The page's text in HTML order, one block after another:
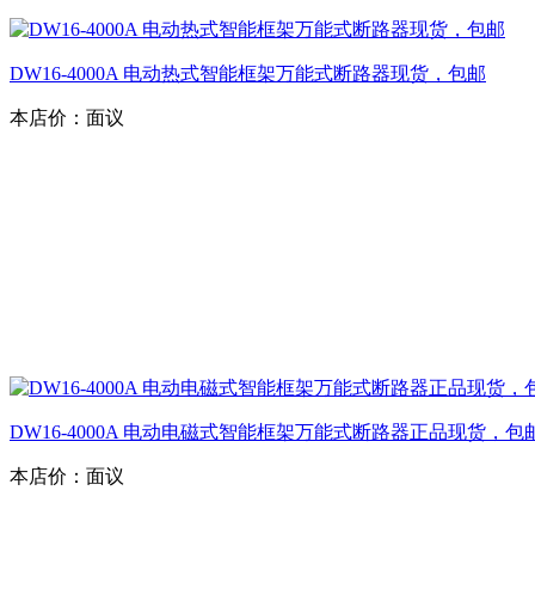
DW16-4000A 电动热式智能框架万能式断路器现货，包邮
本店价： 面议
DW16-4000A 电动电磁式智能框架万能式断路器正品现货，包
本店价： 面议